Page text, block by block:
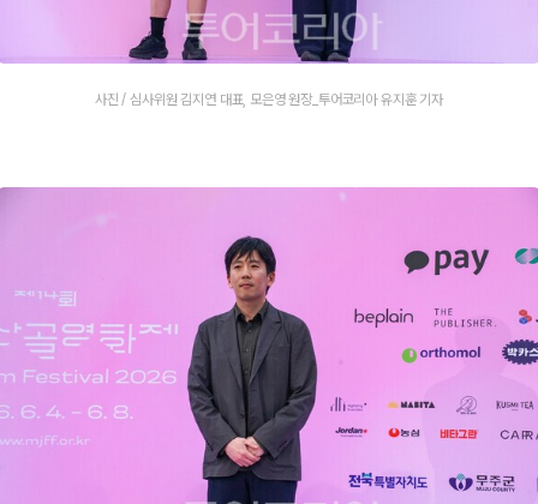
사진 / 심사위원 김지연 대표, 모은영 원장_투어코리아 유지훈 기자